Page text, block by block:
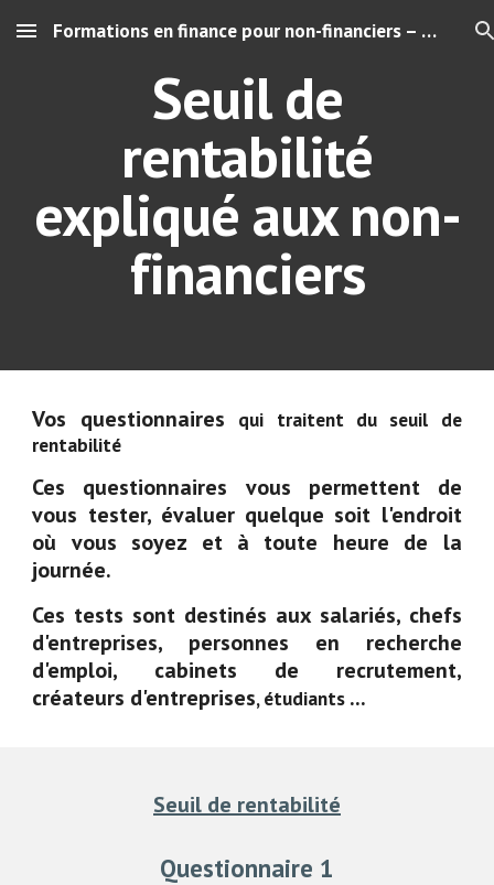
Skip to main content Skip to navigation
Formations en finance pour non-financiers – Comprendre les chiffres de son entreprise"
Seuil de
rentabilité
expliqué aux non-
financiers
Vos questionnaires
qui traitent du seuil de
rentabilité
Ces questionnaires vous permettent de
vous tester, évaluer quelque soit l'endroit
où vous soyez et à toute heure de la
journée.
Ces tests sont destinés aux salariés, chefs
d'entreprises, personnes en recherche
d'emploi, cabinets de recrutement,
créateurs d'entreprises, étudiants ...
Seuil de rentabilité
Questionnaire 1